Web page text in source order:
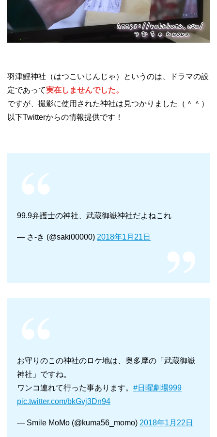
羽津鯉神社（はつこいじんじゃ）というのは、ドラマの設
定であって実在しませんでした。
ですが、撮影に使用された神社は見つかりました（＾＾）
以下Twitterからの情報提供です！
99.9弁護士の神社、武蔵御嶽神社だよねこれ
— さ-き (@saki00000) 2018年1月21日
お守りのこの神社のロケ地は、奥多摩の「武蔵御嶽
神社」ですね。
ワンコ連れて行った事あります。 #日曜劇場999
pic.twitter.com/bkGvj3Dn94
— Smile MoMo (@kuma56_momo) 2018年1月22日